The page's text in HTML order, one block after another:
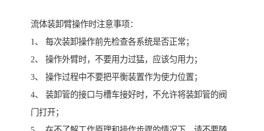
流体装卸臂操作时注意事项：
1、 每次装卸操作前先检查各系统是否正常；
2、 操作外臂时，不要用力过猛，应该匀用力；
3、 操作过程中不要把平衡装置作为使力位置；
4、 装卸管的接口与槽车接好时，不允许将装卸管的阀
门打开；